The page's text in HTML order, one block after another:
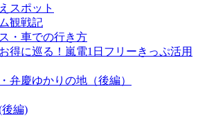
スポット
観戦記
・車での行き方
得に巡る！嵐電1日フリーきっぷ活用
弁慶ゆかりの地（後編）
編)